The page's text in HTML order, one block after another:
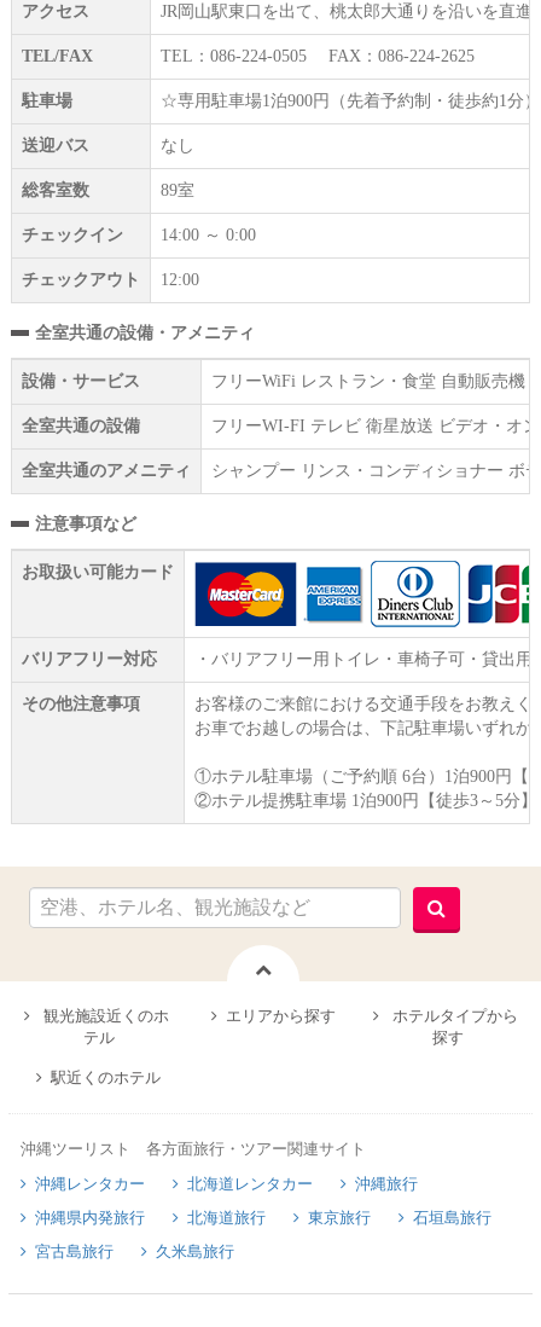
アクセス JR岡山駅東口を出て、桃太郎大通りを沿いを直
TEL/FAX TEL：086-224-0505 FAX：086-224-2625
駐車場 ☆専用駐車場1泊900円（先着予約制・徒歩約1分
送迎バス なし
総客室数 89室
チェックイン 14:00 ～ 0:00
チェックアウト 12:00
全室共通の設備・アメニティ
設備・サービス フリーWiFi レストラン・食堂 自動販売機
全室共通の設備 フリーWI‐FI テレビ 衛星放送 ビデオ・オ
全室共通のアメニティ シャンプー リンス・コンディショナー ボ
注意事項など
お取扱い可能カード
バリアフリー対応 ・バリアフリー用トイレ・車椅子可・貸出用
その他注意事項
お客様のご来館における交通手段をお教えく
お車でお越しの場合は、下記駐車場いずれ
①ホテル駐車場（ご予約順 6台）1泊900円【
②ホテル提携駐車場 1泊900円【徒歩3～5分】
観光施設近くのホ
テル
エリアから探す
ホテルタイプから
探す
駅近くのホテル
沖縄ツーリスト 各方面旅行・ツアー関連サイト
沖縄レンタカー
北海道レンタカー
沖縄旅行
沖縄県内発旅行
北海道旅行 東京旅行
石垣島旅行
宮古島旅行
久米島旅行